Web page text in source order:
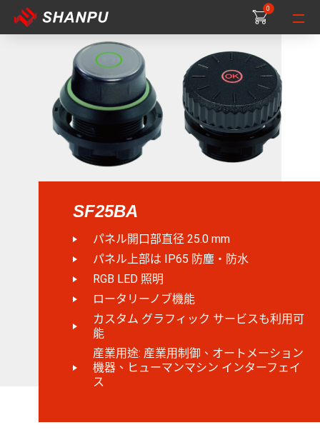
0
0
0
SF25BA
パネル開口部直径 25.0 mm
パネル上部は IP65 防塵・防水
RGB LED 照明
ロータリーノブ機能
カスタム グラフィック サービスも利用可
能
産業用途: 産業用制御、オートメーション
機器、ヒューマンマシン インターフェイ
ス